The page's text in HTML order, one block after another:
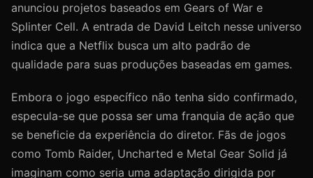
anunciou projetos baseados em Gears of War e
Splinter Cell. A entrada de David Leitch nesse universo
indica que a Netflix busca um alto padrão de
qualidade para suas produções baseadas em games.
Embora o jogo específico não tenha sido confirmado,
especula-se que possa ser uma franquia de ação que
se beneficie da experiência do diretor. Fãs de jogos
como Tomb Raider, Uncharted e Metal Gear Solid já
imaginam como seria uma adaptação dirigida por